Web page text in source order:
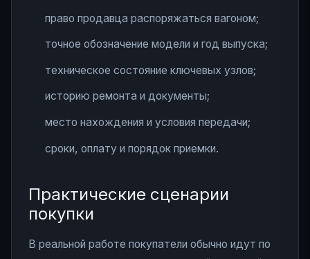
право продавца распоряжаться вагоном;
точное обозначение модели и год выпуска;
техническое состояние ключевых узлов;
историю ремонта и документы;
место нахождения и условия передачи;
сроки, оплату и порядок приемки.
Практические сценарии
покупки
В реальной работе покупатели обычно идут по